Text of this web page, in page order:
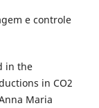
e controle
in the
in CO2
Maria